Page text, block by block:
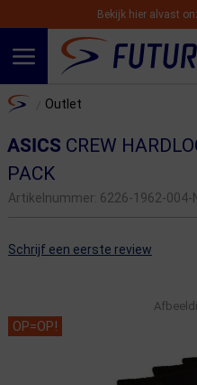
Bekijk hier alvast
Home Outlet
ASICS CREW
PACK
Artikelnummer: 6226-1962-004-
Schrijf een eerste review
OP=OP!